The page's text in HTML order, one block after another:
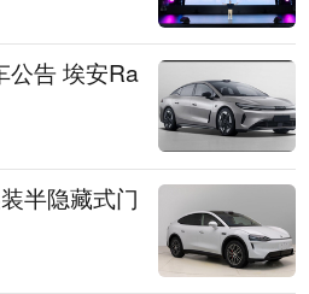
公告 埃安Ra
半隐藏式门